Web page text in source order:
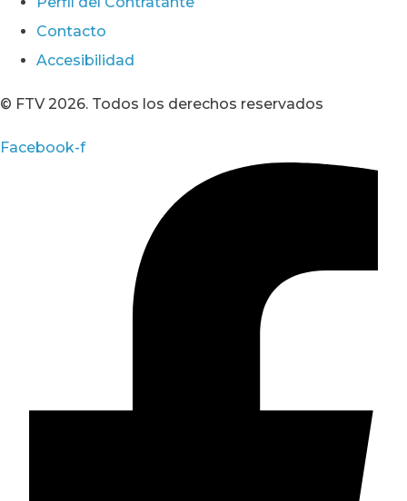
Contacto
Accesibilidad
© FTV 2026. Todos los derechos reservados
Facebook-f